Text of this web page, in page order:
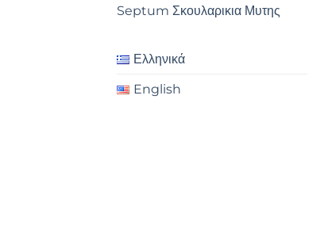
Septum Σκουλαρικια Μυτης
Ελληνικά
English